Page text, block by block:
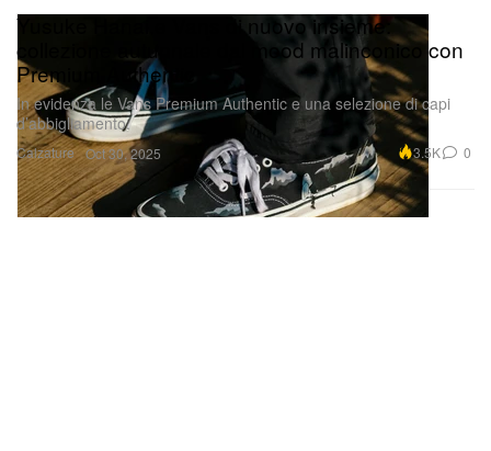
Calzature
Yusuke Hanai e Vans di nuovo insieme:
collezione autunnale dal mood malinconico con
Premium Authentic
In evidenza le Vans Premium Authentic e una selezione di capi
d’abbigliamento.
Oct 30, 2025 3.5K 0